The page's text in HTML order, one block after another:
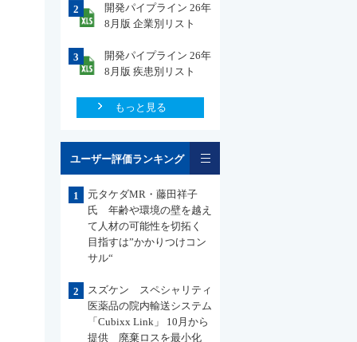
2
開発パイプライン 26年
8月版 企業別リスト
3
開発パイプライン 26年
8月版 疾患別リスト
もっと見る
ユーザー評価ランキング
1
元タケダMR・藤田祥子
氏 年齢や環境の壁を越え
て人材の可能性を切拓く
目指すは”かかりつけコン
サル“
2
スズケン スペシャリティ
医薬品の院内輸送システム
「Cubixx Link」 10月から
提供 廃棄ロスを最小化